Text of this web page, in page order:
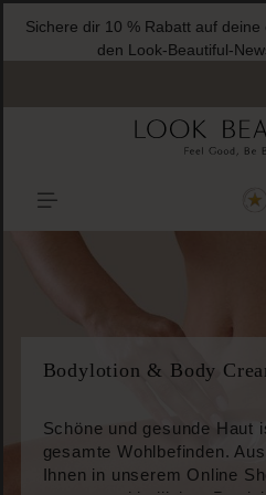
springen
Bodylotion & Body
Schöne und gesunde Haut
gesamte Wohlbefinden.
Ihnen in unserem Online